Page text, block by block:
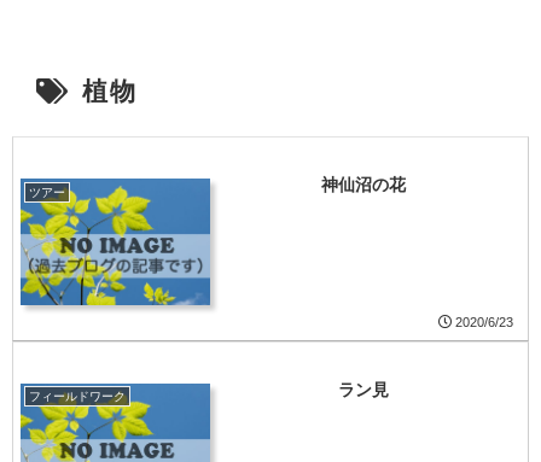
植物
ツアー 神仙沼の花
2020/6/23
フィールドワーク ラン見